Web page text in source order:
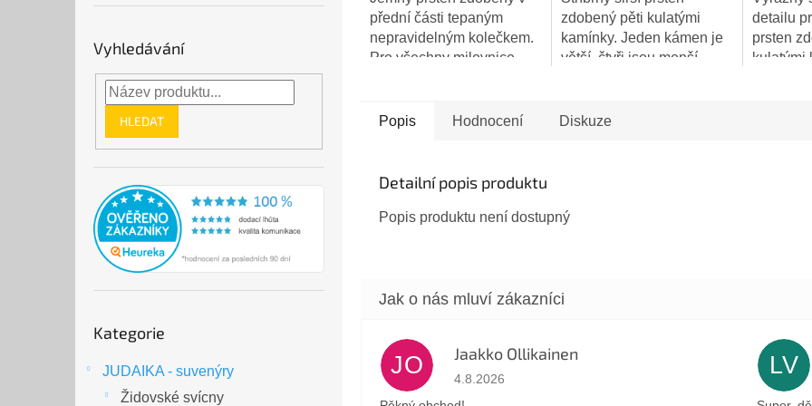
Vyhledávání
HLEDAT
kategorie
Kategorie
JUDAIKA - suvenýry
Židovské svícny
přední části tepaným
nepravidelným kolečkem.
Pro všechny milovnice
prstenu v dlaňové části:
zdobený pěti kulatými
kamínky. Jeden kámen je
větší, čtyři jsou menší.
Kámen: tyrkys - tmavě
detailu
prsten
kulatými
Popis Hodnocení Diskuze
Detailní popis produktu
Popis produktu není dostupný
JO Jaakko Ollikainen
Hodnocení obchodu je 5 z 5 hvězdiček.
4.8.2026
LV